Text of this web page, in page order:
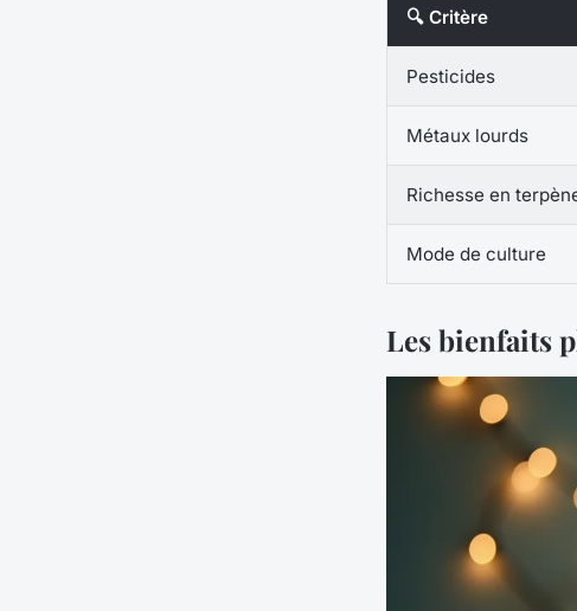
🔍 Critère
Pesticides
Métaux lourds
Richesse en
Mode de culture
Les bienfaits